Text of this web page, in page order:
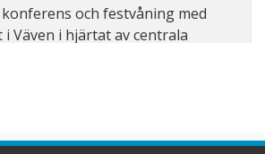
och festvåning med
Väven i hjärtat av centrala
Med andra o ...